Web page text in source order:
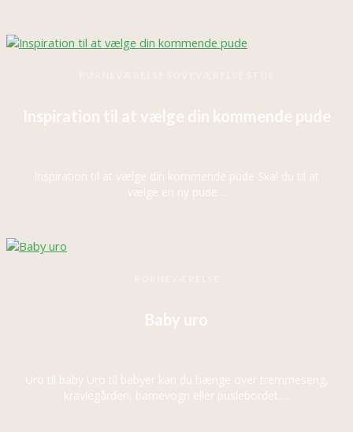
Inspiration til at vælge din kommende pude
Inspiration til at vælge din kommende pude Skal du til at
vælge en ny pude…
Baby uro
Uro til baby Uro til babyer kan du hænge over tremmeseng,
kravlegården, barnevogn eller puslebordet.…